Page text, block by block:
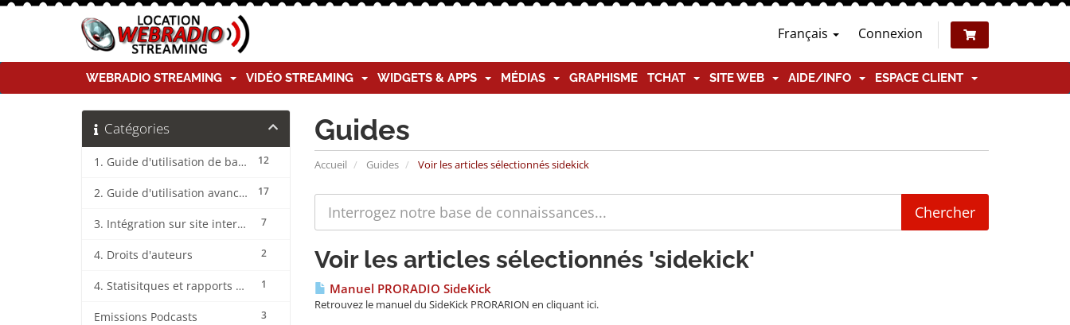
Français Connexion
WEBRADIO STREAMING VIDÉO STREAMING WIDGETS & APPS MÉDIAS GRAPHISME TCHAT SITE WEB AIDE/INFO ESPACE CLIENT
Guides
Accueil Guides Voir les articles sélectionnés sidekick
Catégories
12
1. Guide d'utilisation de base CentovaCast
17
2. Guide d'utilisation avancée CentovaCast
7
3. Intégration sur site internet CentovaCast
2
4. Droits d'auteurs
1
4. Statisitques et rapports CentovaCast
3
Emissions Podcasts
Voir les articles sélectionnés 'sidekick'
Manuel PRORADIO SideKick
Retrouvez le manuel du SideKick PRORARION en cliquant ici.